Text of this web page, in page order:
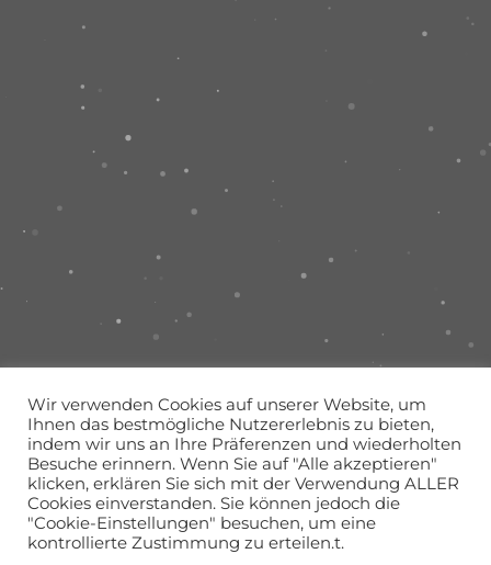
Wir verwenden Cookies auf unserer Website, um
Ihnen das bestmögliche Nutzererlebnis zu bieten,
indem wir uns an Ihre Präferenzen und wiederholten
Besuche erinnern. Wenn Sie auf "Alle akzeptieren"
klicken, erklären Sie sich mit der Verwendung ALLER
Cookies einverstanden. Sie können jedoch die
"Cookie-Einstellungen" besuchen, um eine
kontrollierte Zustimmung zu erteilen.t.